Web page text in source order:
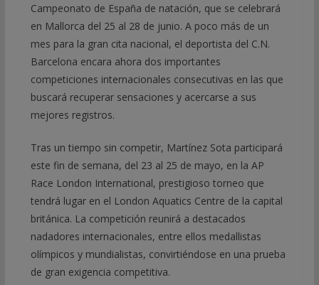
Campeonato de España de natación, que se celebrará
en Mallorca del 25 al 28 de junio. A poco más de un
mes para la gran cita nacional, el deportista del C.N.
Barcelona encara ahora dos importantes
competiciones internacionales consecutivas en las que
buscará recuperar sensaciones y acercarse a sus
mejores registros.
Tras un tiempo sin competir, Martínez Sota participará
este fin de semana, del 23 al 25 de mayo, en la AP
Race London International, prestigioso torneo que
tendrá lugar en el London Aquatics Centre de la capital
británica. La competición reunirá a destacados
nadadores internacionales, entre ellos medallistas
olímpicos y mundialistas, convirtiéndose en una prueba
de gran exigencia competitiva.